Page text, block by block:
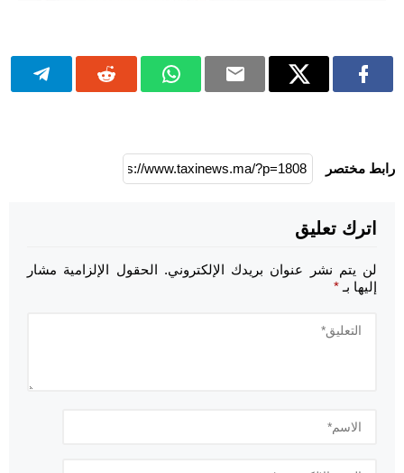
رابط مختصر
اترك تعليق
لن يتم نشر عنوان بريدك الإلكتروني. الحقول الإلزامية مشار
إليها بـ *